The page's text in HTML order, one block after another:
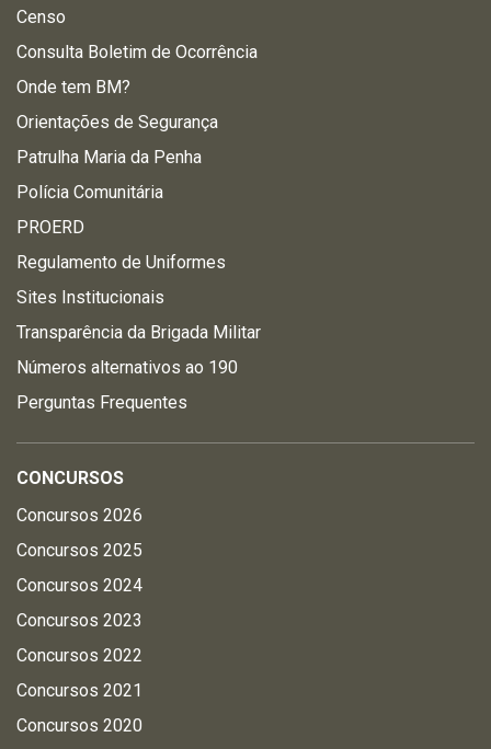
Censo
Consulta Boletim de Ocorrência
Onde tem BM?
Orientações de Segurança
Patrulha Maria da Penha
Polícia Comunitária
PROERD
Regulamento de Uniformes
Sites Institucionais
Transparência da Brigada Militar
Números alternativos ao 190
Perguntas Frequentes
CONCURSOS
Concursos 2026
Concursos 2025
Concursos 2024
Concursos 2023
Concursos 2022
Concursos 2021
Concursos 2020